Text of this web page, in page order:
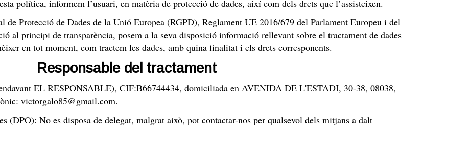
política, informem l’usuari, en matèria de protecció de dades, així com dels drets que l’assisteixen.
de Protecció de Dades de la Unió Europea (RGPD), Reglament UE 2016/679 del Parlament Europeu i del
al principi de transparència, posem a la seva disposició informació rellevant sobre el tractament de dades
en tot moment, com tractem les dades, amb quina finalitat i els drets corresponents.
Responsable del tractament
EL RESPONSABLE), CIF:B66744434, domiciliada en AVENIDA DE L'ESTADI, 30-38, 08038,
victorgalo85@gmail.com.
(DPO): No es disposa de delegat, malgrat això, pot contactar-nos per qualsevol dels mitjans a dalt